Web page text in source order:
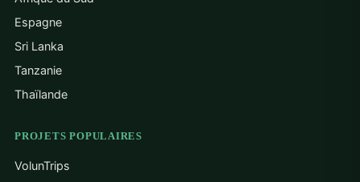
Espagne
Sri Lanka
Tanzanie
Thaïlande
PROJETS POPULAIRES
VolunTrips